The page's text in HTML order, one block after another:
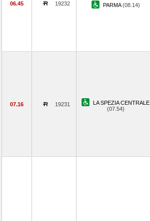
06.45 19232 PARMA(08.14)
07.16 19231
LA SPEZIA CENTRALE
(07.54)